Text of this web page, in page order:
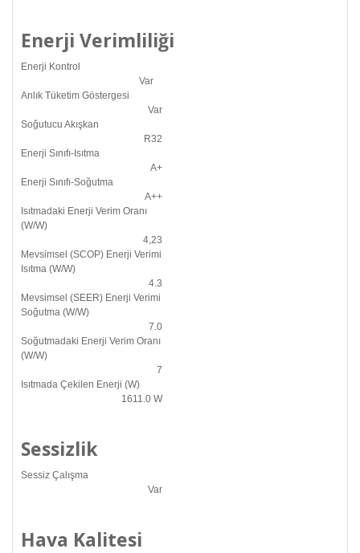
Enerji Verimliliği
Enerji Kontrol
Var
Anlık Tüketim Göstergesi
Var
Soğutucu Akışkan
R32
Enerji Sınıfı-Isıtma
A+
Enerji Sınıfı-Soğutma
A++
Isıtmadaki Enerji Verim Oranı
(W/W)
4,23
Mevsimsel (SCOP) Enerji Verimi
Isıtma (W/W)
4.3
Mevsimsel (SEER) Enerji Verimi
Soğutma (W/W)
7.0
Soğutmadaki Enerji Verim Oranı
(W/W)
7
Isıtmada Çekilen Enerji (W)
1611.0 W
Sessizlik
Sessiz Çalışma
Var
Hava Kalitesi